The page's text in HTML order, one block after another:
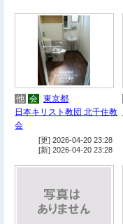
他 会 東京都
日本キリスト教団 北千住教
会
[更] 2026-04-20 23:28
[新] 2026-04-20 23:28